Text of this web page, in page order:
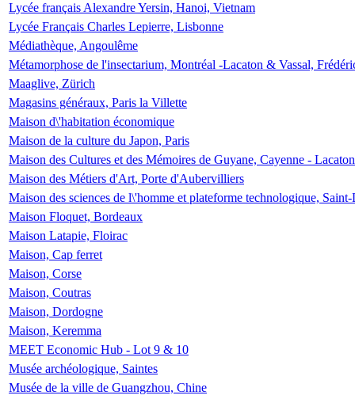
Lycée français Alexandre Yersin, Hanoi, Vietnam
Lycée Français Charles Lepierre, Lisbonne
Médiathèque, Angoulême
Métamorphose de l'insectarium, Montréal -Lacaton & Vassal,
Maaglive, Zürich
Magasins généraux, Paris la Villette
Maison d\'habitation économique
Maison de la culture du Japon, Paris
Maison des Cultures et des Mémoires de Guyane, Cayenne -
Maison des Métiers d'Art, Porte d'Aubervilliers
Maison des sciences de l\'homme et plateforme technologique,
Maison Floquet, Bordeaux
Maison Latapie, Floirac
Maison, Cap ferret
Maison, Corse
Maison, Coutras
Maison, Dordogne
Maison, Keremma
MEET Economic Hub - Lot 9 & 10
Musée archéologique, Saintes
Musée de la ville de Guangzhou, Chine